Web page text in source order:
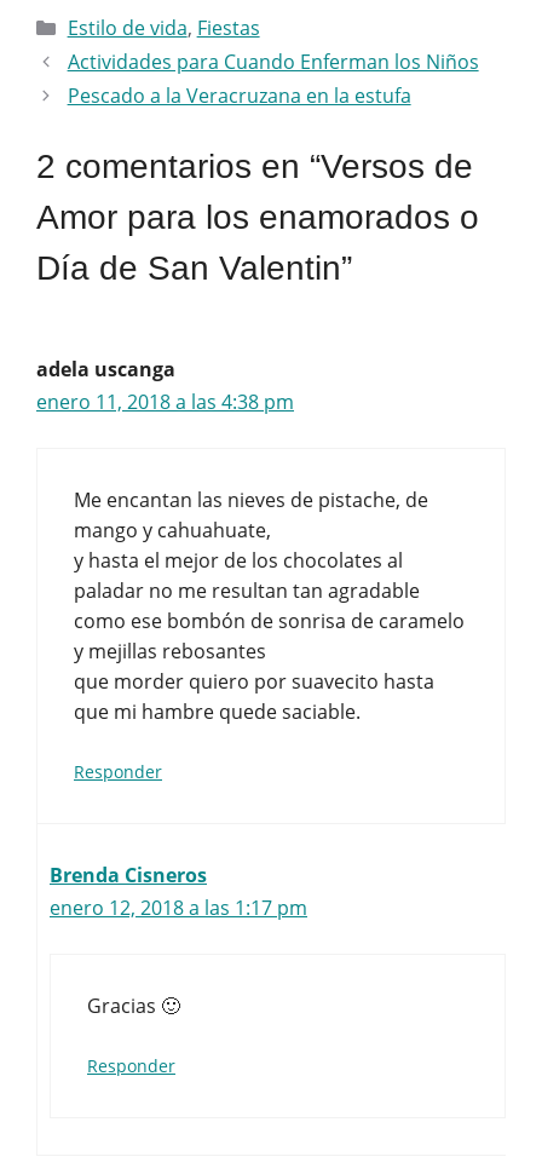
Categorías
Estilo de vida, Fiestas
Actividades para Cuando Enferman los Niños
Pescado a la Veracruzana en la estufa
2 comentarios en “Versos de
Amor para los enamorados o
Día de San Valentin”
adela uscanga
enero 11, 2018 a las 4:38 pm
Me encantan las nieves de pistache, de
mango y cahuahuate,
y hasta el mejor de los chocolates al
paladar no me resultan tan agradable
como ese bombón de sonrisa de caramelo
y mejillas rebosantes
que morder quiero por suavecito hasta
que mi hambre quede saciable.
Responder
Brenda Cisneros
enero 12, 2018 a las 1:17 pm
Gracias 🙂
Responder